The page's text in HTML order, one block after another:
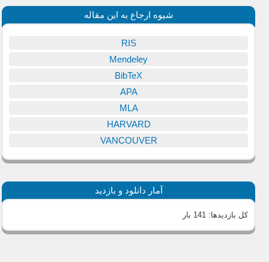
شیوه ارجاع به این مقاله
RIS
Mendeley
BibTeX
APA
MLA
HARVARD
VANCOUVER
آمار دانلود و بازدید
کل بازدیدها: 141 بار